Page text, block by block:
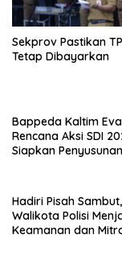
Sekprov Pastikan
Tetap Dibayarkan
Bappeda Kaltim
Rencana Aksi SDI
Siapkan Penyusunan
Hadiri Pisah Sambut,
Walikota Polisi
Keamanan dan